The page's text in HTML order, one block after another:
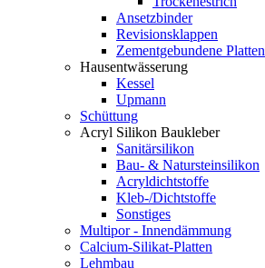
Ansetzbinder
Revisionsklappen
Zementgebundene Platten
Hausentwässerung
Kessel
Upmann
Schüttung
Acryl Silikon Baukleber
Sanitärsilikon
Bau- & Natursteinsilikon
Acryldichtstoffe
Kleb-/Dichtstoffe
Sonstiges
Multipor - Innendämmung
Calcium-Silikat-Platten
Lehmbau